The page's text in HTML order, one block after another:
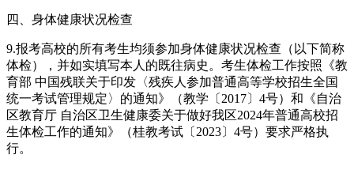
四、身体健康状况检查
9.报考高校的所有考生均须参加身体健康状况检查（以下简称
体检），并如实填写本人的既往病史。考生体检工作按照《教
育部 中国残联关于印发〈残疾人参加普通高等学校招生全国
统一考试管理规定〉的通知》（教学〔2017〕4号）和《自治
区教育厅 自治区卫生健康委关于做好我区2024年普通高校招
生体检工作的通知》（桂教考试〔2023〕4号）要求严格执
行。